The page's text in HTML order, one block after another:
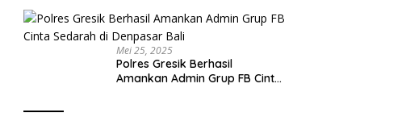
Pidana
Mei 25, 2025
Polres Gresik Berhasil
Amankan Admin Grup FB Cinta